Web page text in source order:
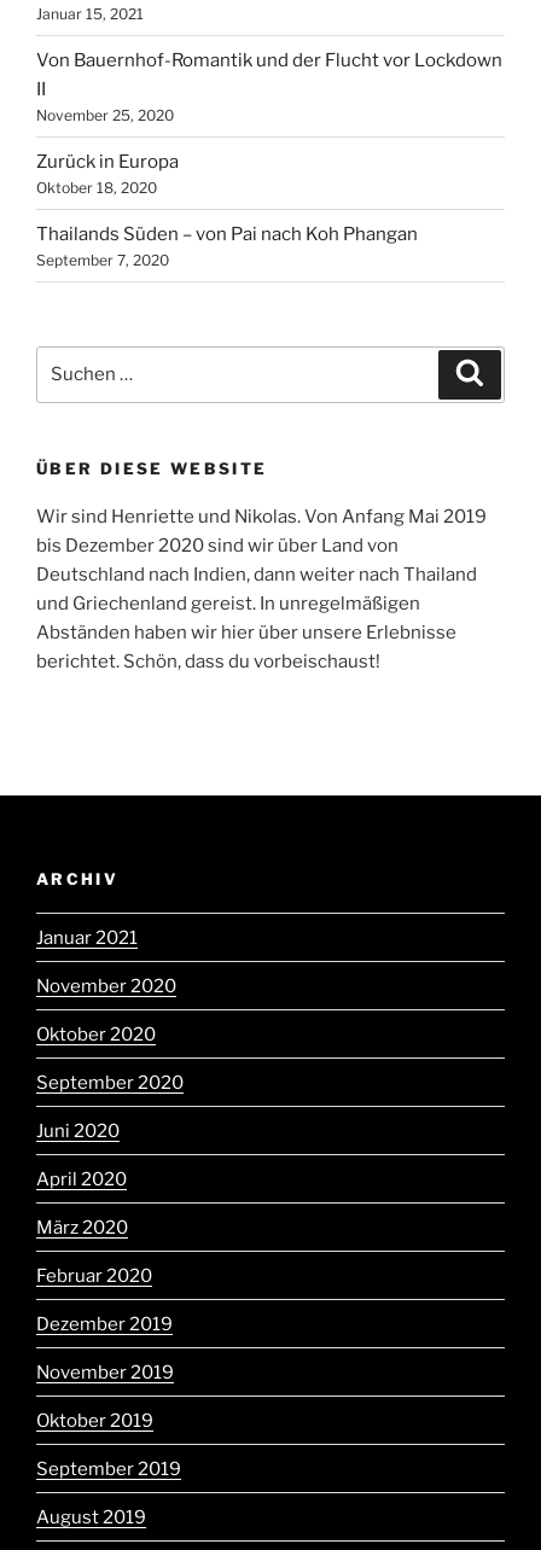
Januar 15, 2021
Von Bauernhof-Romantik und der Flucht vor Lockdown
II
November 25, 2020
Zurück in Europa
Oktober 18, 2020
Thailands Süden – von Pai nach Koh Phangan
September 7, 2020
nach:
ÜBER DIESE WEBSITE
Wir sind Henriette und Nikolas. Von Anfang Mai 2019
bis Dezember 2020 sind wir über Land von
Deutschland nach Indien, dann weiter nach Thailand
und Griechenland gereist. In unregelmäßigen
Abständen haben wir hier über unsere Erlebnisse
berichtet. Schön, dass du vorbeischaust!
ARCHIV
Januar 2021
November 2020
Oktober 2020
September 2020
Juni 2020
April 2020
März 2020
Februar 2020
Dezember 2019
November 2019
Oktober 2019
September 2019
August 2019